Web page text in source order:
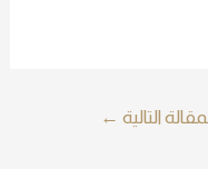
التالية ←